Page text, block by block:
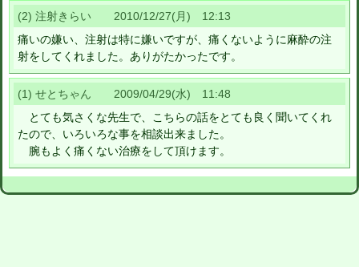
(2) 注射きらい 2010/12/27(月) 12:13
痛いの嫌い、注射は特に嫌いですが、痛くないように麻酔の注
射をしてくれました。ありがたかったです。
(1) せとちゃん 2009/04/29(水) 11:48
とても気さくな先生で、こちらの話をとても良く聞いてくれ
たので、いろいろな事を相談出来ました。
腕もよく痛くない治療をして頂けます。